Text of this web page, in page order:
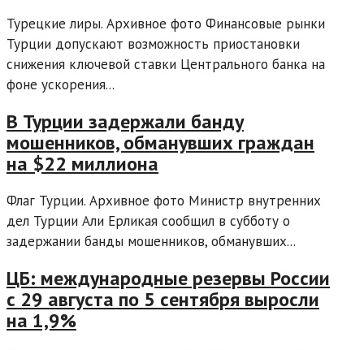
Турецкие лиры. Архивное фото Финансовые рынки
Турции допускают возможность приостановки
снижения ключевой ставки Центрального банка на
фоне ускорения...
В Турции задержали банду
мошенников, обманувших граждан
на $22 миллиона
Флаг Турции. Архивное фото Министр внутренних
дел Турции Али Ерликая сообщил в субботу о
задержании банды мошенников, обманувших...
ЦБ: международные резервы России
с 29 августа по 5 сентября выросли
на 1,9%